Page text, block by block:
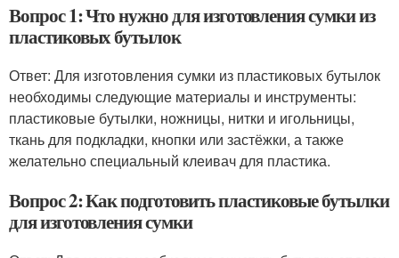
Вопрос 1: Что нужно для изготовления сумки из
пластиковых бутылок
Ответ: Для изготовления сумки из пластиковых бутылок
необходимы следующие материалы и инструменты:
пластиковые бутылки, ножницы, нитки и игольницы,
ткань для подкладки, кнопки или застёжки, а также
желательно специальный клеивач для пластика.
Вопрос 2: Как подготовить пластиковые бутылки
для изготовления сумки